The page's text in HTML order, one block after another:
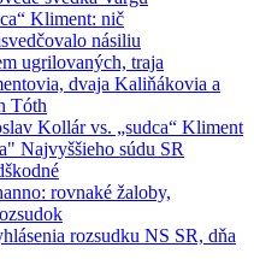
Kliment: nič
násiliu
ugrilovaných, traja
dvaja Kaliňákovia a
Tóth
Kollár vs. „sudca“ Kliment
Najvyššieho súdu SR
rovnaké žaloby,
rozsudku NS SR, dňa